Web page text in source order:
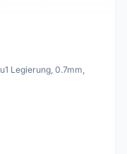
Legierung, 0.7mm,